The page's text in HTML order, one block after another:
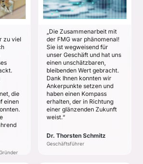
zu viel
die
einen
„Die Zusammenarbeit mit
der FMG war phänomenal!
Sie ist wegweisend für
unser Geschäft und hat uns
einen unschätzbaren,
bleibenden Wert gebracht.
Dank Ihnen konnten wir
Ankerpunkte setzen und
haben einen Kompass
erhalten, der in Richtung
einer glänzenden Zukunft
weist.“
Dr. Thorsten Schmitz
Geschäftsführer
Prozessoptimierung mit
dem Ziel der
Mehr Anziehungskraft
auf Kunden
Unternehmen
übergabefähig für die
nächste Generation
machen